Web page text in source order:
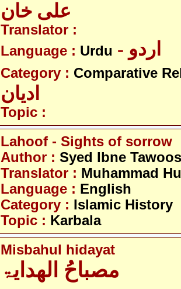
علی خان
Translator :
Language : Urdu - اردو
Category : Comparative
ادیان
Topic :
Lahoof - Sights of sorrow
Author : Syed Ibne Tawoos
Translator : Muhammad
Language : English
Category : Islamic History
Topic : Karbala
Misbahul hidayat
مصباحُ الھدایۃ